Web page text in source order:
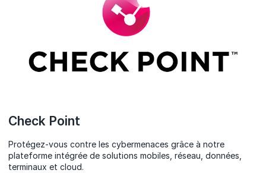
Check Point
Protégez-vous contre les cybermenaces grâce à notre
plateforme intégrée de solutions mobiles, réseau, données,
terminaux et cloud.